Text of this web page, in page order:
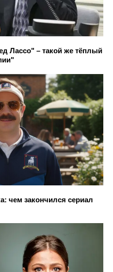
Лассо" – такой же тёплый
чем закончился сериал